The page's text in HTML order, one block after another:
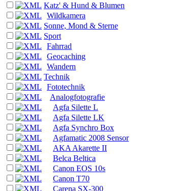
Katz' & Hund & Blumen
Wildkamera
Sonne, Mond & Sterne
Sport
Fahrrad
Geocaching
Wandern
Technik
Fototechnik
Analogfotografie
Agfa Silette L
Agfa Silette LK
Agfa Synchro Box
Agfamatic 2008 Sensor
AKA Akarette II
Belca Beltica
Canon EOS 10s
Canon T70
Carena SX-300